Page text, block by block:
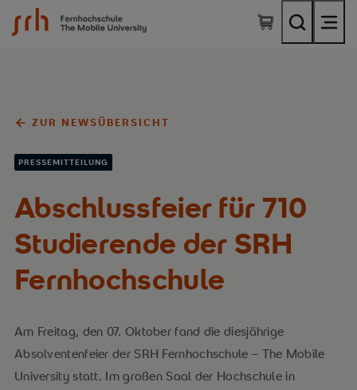
SRH Fernhochschule - The Mobile University
ZUR NEWSÜBERSICHT
PRESSEMITTEILUNG
Abschlussfeier für 710
Studierende der SRH
Fernhochschule
Am Freitag, den 07. Oktober fand die diesjährige
Absolventenfeier der SRH Fernhochschule – The Mobile
University statt. Im großen Saal der Hochschule in